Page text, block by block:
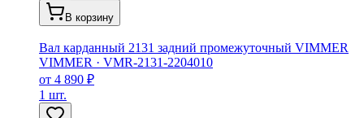
В корзину
Вал карданный 2131 задний промежуточный VIMMER
VIMMER · VMR-2131-2204010
от 4 890 ₽
1 шт.